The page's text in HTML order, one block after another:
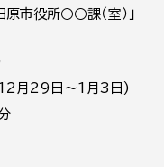
市役所○○課（室）」
(12月29日～1月3日)